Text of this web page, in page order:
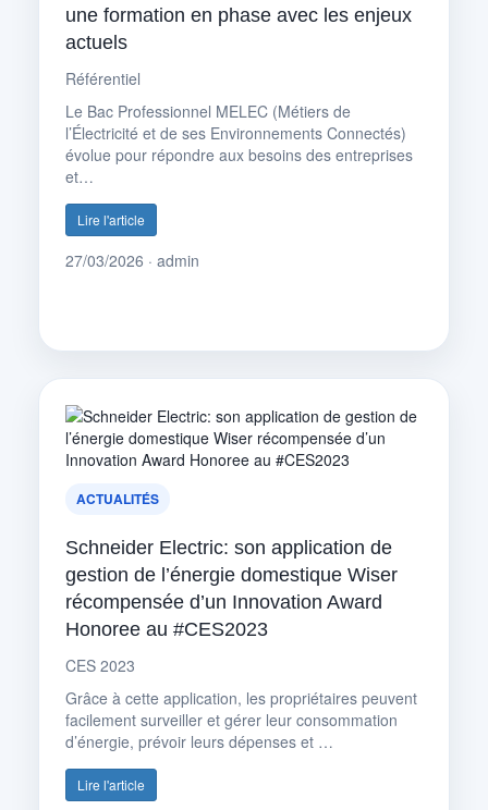
une formation en phase avec les enjeux
actuels
Référentiel
Le Bac Professionnel MELEC (Métiers de
l’Électricité et de ses Environnements Connectés)
évolue pour répondre aux besoins des entreprises
et…
Lire l'article
27/03/2026 · admin
ACTUALITÉS
Schneider Electric: son application de
gestion de l’énergie domestique Wiser
récompensée d’un Innovation Award
Honoree au #CES2023
CES 2023
Grâce à cette application, les propriétaires peuvent
facilement surveiller et gérer leur consommation
d’énergie, prévoir leurs dépenses et …
Lire l'article